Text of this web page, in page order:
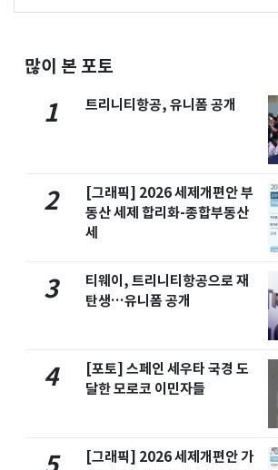
많이 본 포토
1 트리니티항공, 유니폼 공개
2
[그래픽] 2026 세제개편안 부
동산 세제 합리화-종합부동산
세
3
티웨이, 트리니티항공으로 재
탄생…유니폼 공개
4
[포토] 스페인 세우타 국경 도
달한 모로코 이민자들
[그래픽] 2026 세제개편안 가